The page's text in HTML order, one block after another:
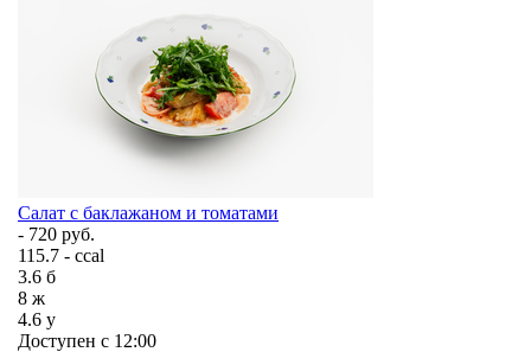
Салат с баклажаном и томатами
- 720 руб.
115.7 - ccal
3.6 б
8 ж
4.6 у
Доступен с 12:00